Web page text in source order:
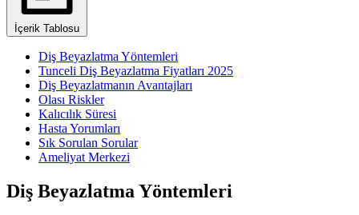
İçerik Tablosu
Diş Beyazlatma Yöntemleri
Tunceli Diş Beyazlatma Fiyatları 2025
Diş Beyazlatmanın Avantajları
Olası Riskler
Kalıcılık Süresi
Hasta Yorumları
Sık Sorulan Sorular
Ameliyat Merkezi
Diş Beyazlatma Yöntemleri